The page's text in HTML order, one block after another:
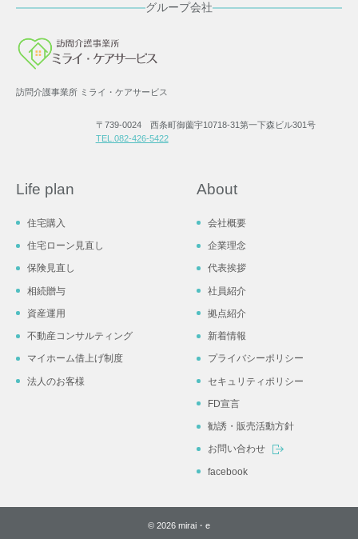
グループ会社
訪問介護事業所 ミライ・ケアサービス
〒739-0024 西条町御薗宇10718-31第一下森ビル301号
TEL.082-426-5422
Life plan
住宅購入
住宅ローン見直し
保険見直し
相続贈与
資産運用
不動産コンサルティング
マイホーム借上げ制度
法人のお客様
About
会社概要
企業理念
代表挨拶
社員紹介
拠点紹介
新着情報
プライバシーポリシー
セキュリティポリシー
FD宣言
勧誘・販売活動方針
お問い合わせ
facebook
© 2026 mirai・e